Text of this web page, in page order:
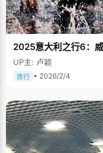
2025意大利之行6：
UP主: 卢颖
旅行 • 2026/2/4